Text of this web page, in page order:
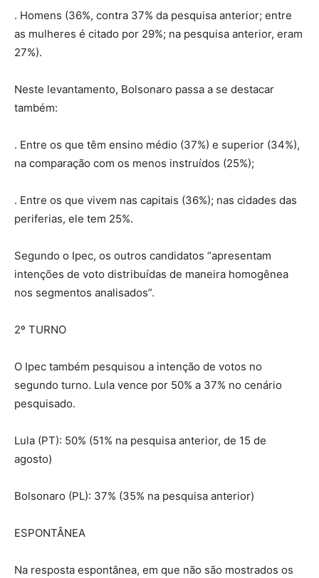
. Homens (36%, contra 37% da pesquisa anterior; entre
as mulheres é citado por 29%; na pesquisa anterior, eram
27%).
Neste levantamento, Bolsonaro passa a se destacar
também:
. Entre os que têm ensino médio (37%) e superior (34%),
na comparação com os menos instruídos (25%);
. Entre os que vivem nas capitais (36%); nas cidades das
periferias, ele tem 25%.
Segundo o Ipec, os outros candidatos “apresentam
intenções de voto distribuídas de maneira homogênea
nos segmentos analisados”.
2º TURNO
O Ipec também pesquisou a intenção de votos no
segundo turno. Lula vence por 50% a 37% no cenário
pesquisado.
Lula (PT): 50% (51% na pesquisa anterior, de 15 de
agosto)
Bolsonaro (PL): 37% (35% na pesquisa anterior)
ESPONTÂNEA
Na resposta espontânea, em que não são mostrados os